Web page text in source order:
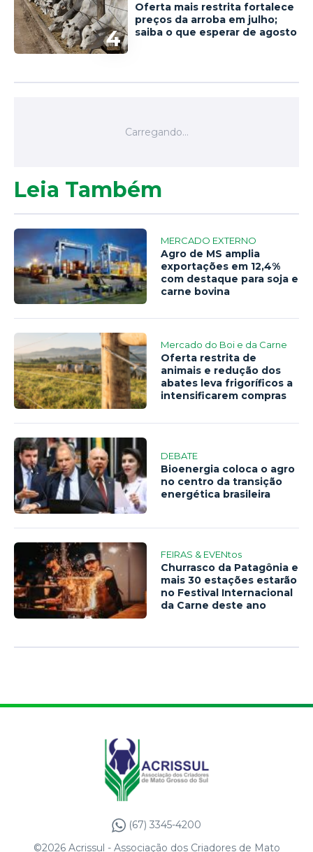
4
Oferta mais restrita fortalece
preços da arroba em julho;
saiba o que esperar de agosto
Leia Também
MERCADO EXTERNO
Agro de MS amplia
exportações em 12,4%
com destaque para soja e
carne bovina
Mercado do Boi e da Carne
Oferta restrita de
animais e redução dos
abates leva frigoríficos a
intensificarem compras
DEBATE
Bioenergia coloca o agro
no centro da transição
energética brasileira
FEIRAS & EVENtos
Churrasco da Patagônia e
mais 30 estações estarão
no Festival Internacional
da Carne deste ano
(67) 3345-4200
©2026 Acrissul - Associação dos Criadores de Mato